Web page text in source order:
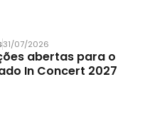
31/07/2026
abertas para o
In Concert 2027